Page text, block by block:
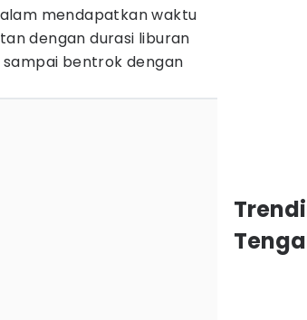
mendapatkan waktu
dengan durasi liburan
bentrok dengan